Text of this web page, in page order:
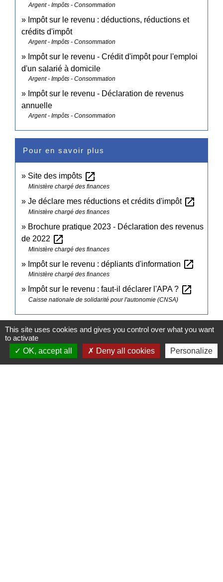
Argent - Impôts - Consommation
Impôt sur le revenu : déductions, réductions et
crédits d'impôt
Argent - Impôts - Consommation
Impôt sur le revenu - Crédit d'impôt pour l'emploi
d'un salarié à domicile
Argent - Impôts - Consommation
Impôt sur le revenu - Déclaration de revenus
annuelle
Argent - Impôts - Consommation
Pour en savoir plus
Site des impôts open_in_new
Ministère chargé des finances
Je déclare mes réductions et crédits d'impôt open_in_new
Ministère chargé des finances
Brochure pratique 2023 - Déclaration des revenus
de 2022 open_in_new
Ministère chargé des finances
Impôt sur le revenu : dépliants d'information open_in_new
Ministère chargé des finances
Impôt sur le revenu : faut-il déclarer l'APA ? open_in_new
Caisse nationale de solidarité pour l'autonomie (CNSA)
Signaler une erreur sur cette page
This site uses cookies and gives you control over what you want
to activate
OK, accept all
Deny all cookies Personalize